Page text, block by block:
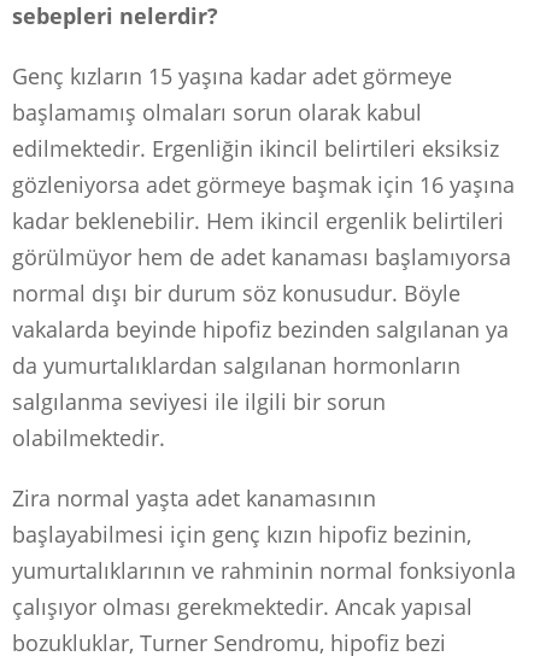
sebepleri nelerdir?
Genç kızların 15 yaşına kadar adet görmeye
başlamamış olmaları sorun olarak kabul
edilmektedir. Ergenliğin ikincil belirtileri eksiksiz
gözleniyorsa adet görmeye başmak için 16 yaşına
kadar beklenebilir. Hem ikincil ergenlik belirtileri
görülmüyor hem de adet kanaması başlamıyorsa
normal dışı bir durum söz konusudur. Böyle
vakalarda beyinde hipofiz bezinden salgılanan ya
da yumurtalıklardan salgılanan hormonların
salgılanma seviyesi ile ilgili bir sorun
olabilmektedir.
Zira normal yaşta adet kanamasının
başlayabilmesi için genç kızın hipofiz bezinin,
yumurtalıklarının ve rahminin normal fonksiyonla
çalışıyor olması gerekmektedir. Ancak yapısal
bozukluklar, Turner Sendromu, hipofiz bezi